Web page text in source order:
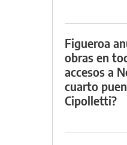
Figueroa
obras en
accesos a
cuarto
Cipolletti?